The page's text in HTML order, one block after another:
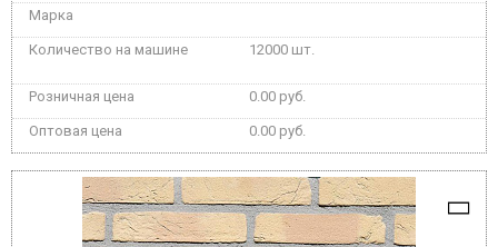
12000 шт.
0.00 руб.
0.00 руб.